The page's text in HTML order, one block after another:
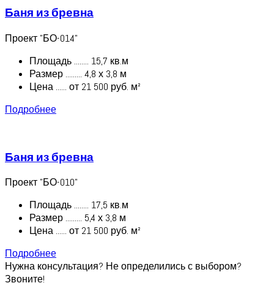
Баня из бревна
Проект "БО-014"
Площадь ........ 15,7 кв.м
Размер ......... 4,8 х 3,8 м
Цена ...... от 21 500 руб. м²
Подробнее
Баня из бревна
Проект "БО-010"
Площадь ........ 17,5 кв.м
Размер ......... 5,4 х 3,8 м
Цена ...... от 21 500 руб. м²
Подробнее
Нужна консультация? Не определились с выбором?
Звоните!